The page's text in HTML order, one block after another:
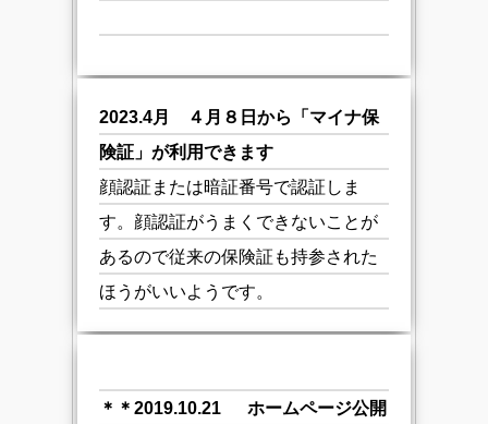
2023.4月 ４月８日から「マイナ保
険証」が利用できます
顔認証または暗証番号で認証しま
す。顔認証がうまくできないことが
あるので従来の保険証も持参された
ほうがいいようです。
＊＊2019.10.21
ホームページ公開